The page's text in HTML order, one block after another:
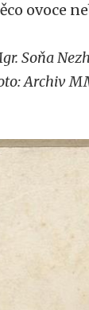
ovoce
Soňa
Archiv